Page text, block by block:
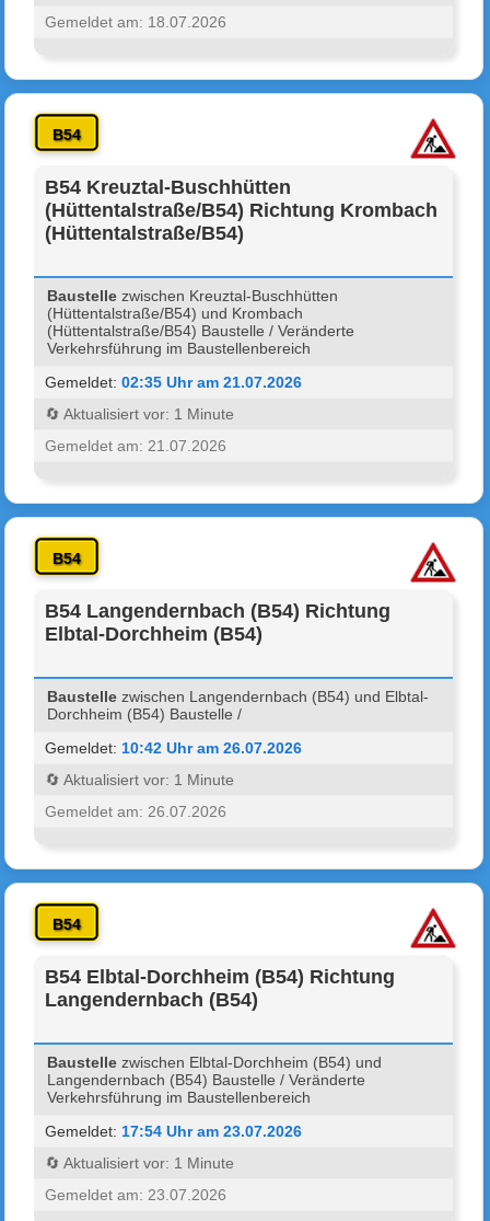
Gemeldet am: 18.07.2026
B54
B54 Kreuztal-Buschhütten
(Hüttentalstraße/B54) Richtung Krombach
(Hüttentalstraße/B54)
Baustelle zwischen Kreuztal-Buschhütten
(Hüttentalstraße/B54) und Krombach
(Hüttentalstraße/B54) Baustelle / Veränderte
Verkehrsführung im Baustellenbereich
Gemeldet:02:35 Uhr am 21.07.2026
🔄 Aktualisiert vor: 1 Minute
Gemeldet am: 21.07.2026
B54
B54 Langendernbach (B54) Richtung
Elbtal-Dorchheim (B54)
Baustelle zwischen Langendernbach (B54) und Elbtal-
Dorchheim (B54) Baustelle /
Gemeldet: 10:42 Uhr am 26.07.2026
🔄 Aktualisiert vor: 1 Minute
Gemeldet am: 26.07.2026
B54
B54 Elbtal-Dorchheim (B54) Richtung
Langendernbach (B54)
Baustelle zwischen Elbtal-Dorchheim (B54) und
Langendernbach (B54) Baustelle / Veränderte
Verkehrsführung im Baustellenbereich
Gemeldet: 17:54 Uhr am 23.07.2026
🔄 Aktualisiert vor: 1 Minute
Gemeldet am: 23.07.2026